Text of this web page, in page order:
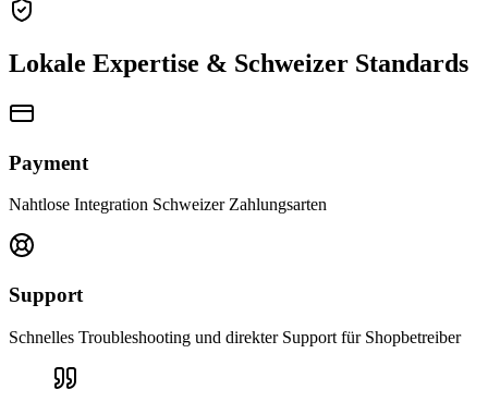
Lokale Expertise & Schweizer Standards
Payment
Nahtlose Integration Schweizer Zahlungsarten
Support
Schnelles Troubleshooting und direkter Support für Shopbetreiber